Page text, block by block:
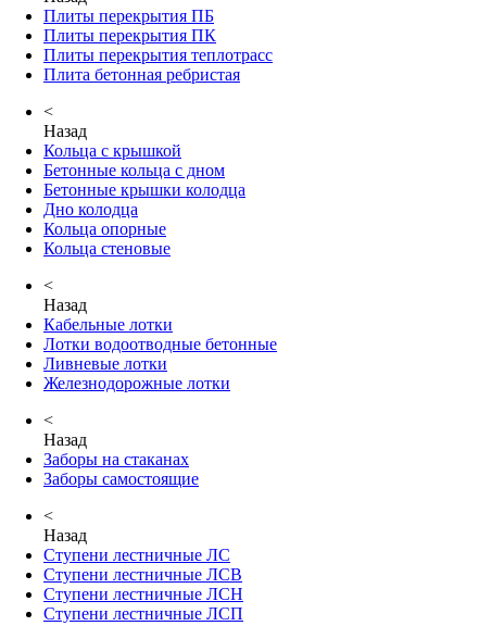
Плиты перекрытия ПБ
Плиты перекрытия ПК
Плиты перекрытия теплотрасс
Плита бетонная ребристая
<
Назад
Кольца с крышкой
Бетонные кольца с дном
Бетонные крышки колодца
Дно колодца
Кольца опорные
Кольца стеновые
<
Назад
Кабельные лотки
Лотки водоотводные бетонные
Ливневые лотки
Железнодорожные лотки
<
Назад
Заборы на стаканах
Заборы самостоящие
<
Назад
Ступени лестничные ЛС
Ступени лестничные ЛСВ
Ступени лестничные ЛСН
Ступени лестничные ЛСП